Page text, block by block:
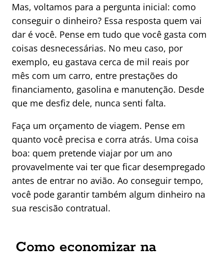
Mas, voltamos para a pergunta inicial: como
conseguir o dinheiro? Essa resposta quem vai
dar é você. Pense em tudo que você gasta com
coisas desnecessárias. No meu caso, por
exemplo, eu gastava cerca de mil reais por
mês com um carro, entre prestações do
financiamento, gasolina e manutenção. Desde
que me desfiz dele, nunca senti falta.
Faça um orçamento de viagem. Pense em
quanto você precisa e corra atrás. Uma coisa
boa: quem pretende viajar por um ano
provavelmente vai ter que ficar desempregado
antes de entrar no avião. Ao conseguir tempo,
você pode garantir também algum dinheiro na
sua rescisão contratual.
Como economizar na